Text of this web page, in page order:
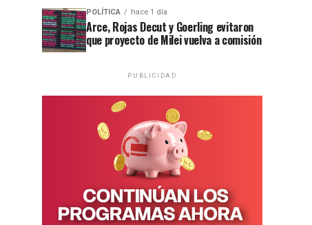
POLÍTICA hace 1 día
Arce, Rojas Decut y Goerling evitaron
que proyecto de Milei vuelva a comisión
PUBLICIDAD